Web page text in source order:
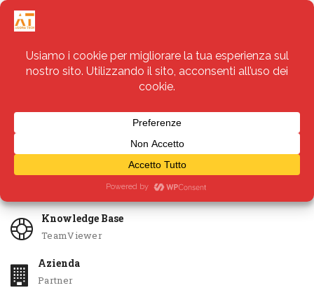
Servizi
Knowledge Base
TeamViewer
Azienda
Partner